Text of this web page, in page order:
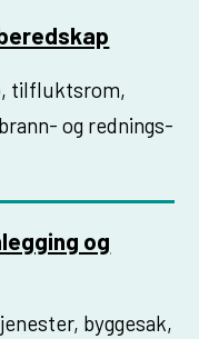
tilfluktsrom,
og rednings­
og
byggesak,